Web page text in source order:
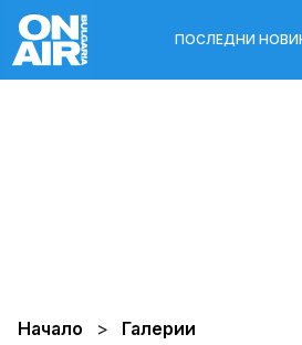
ПОСЛЕДНИ
Начало Галерии